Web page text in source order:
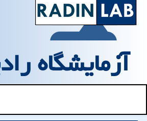
آزمایشگاه